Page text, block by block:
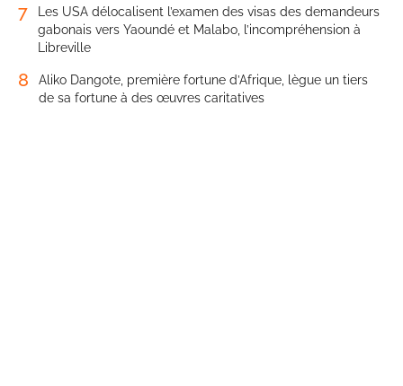
7
Les USA délocalisent l’examen des visas des demandeurs
gabonais vers Yaoundé et Malabo, l’incompréhension à
Libreville
8
Aliko Dangote, première fortune d’Afrique, lègue un tiers
de sa fortune à des œuvres caritatives